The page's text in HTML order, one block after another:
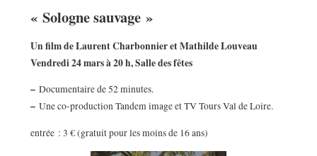
« Sologne sauvage »
Un film de Laurent Charbonnier et Mathilde Louveau
Vendredi 24 mars à 20 h, Salle des fêtes
–Documentaire de 52 minutes.
–Une co-production Tandem image et TV Tours Val de Loire.
entrée : 3 € (gratuit pour les moins de 16 ans)